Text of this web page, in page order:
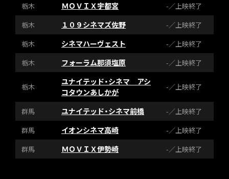
栃木
ＭＯＶＩＸ宇都宮
-／上映終了
栃木
１０９シネマズ佐野
-／上映終了
栃木
シネマハーヴェスト
-／上映終了
栃木
フォーラム那須塩原 -／上映終了
栃木
ユナイテッド・シネマ アシ
コタウンあしかが
-／上映終了
群馬 ユナイテッド・シネマ前橋
-／上映終了
群馬
イオンシネマ高崎
-／上映終了
群馬
ＭＯＶＩＸ伊勢崎 -／上映終了